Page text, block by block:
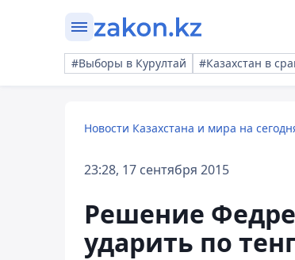
#Выборы в Курултай #Казахстан в
Новости Казахстана и мира на
23:28, 17 сентября 2015
Решение
ударить по